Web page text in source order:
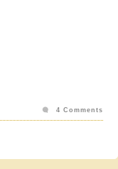
4 Comments